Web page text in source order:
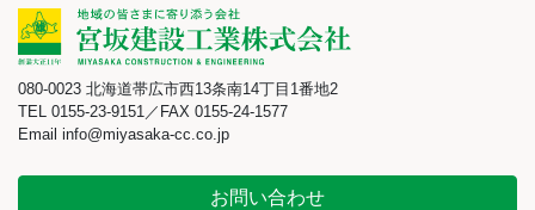
080-0023 北海道帯広市西13条南14丁目1番地2
TEL 0155-23-9151／FAX 0155-24-1577
Email info@miyasaka-cc.co.jp
お問い合わせ